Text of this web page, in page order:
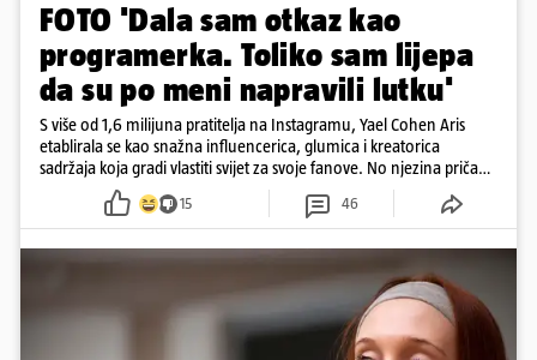
FOTO 'Dala sam otkaz kao
programerka. Toliko sam lijepa
da su po meni napravili lutku'
S više od 1,6 milijuna pratitelja na Instagramu, Yael Cohen Aris
etablirala se kao snažna influencerica, glumica i kreatorica
sadržaja koja gradi vlastiti svijet za svoje fanove. No njezina priča
pokazuje da online slava dolazi i s neočekivanim izazovima
15 46